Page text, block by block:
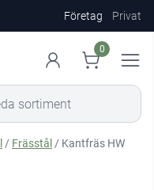
Företag Privat
0
/ Frässtål / Kantfräs HW